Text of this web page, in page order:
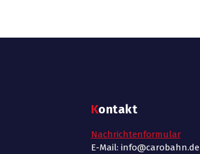
Kontakt
Nachrichtenformular
E-Mail: info@carobahn.de